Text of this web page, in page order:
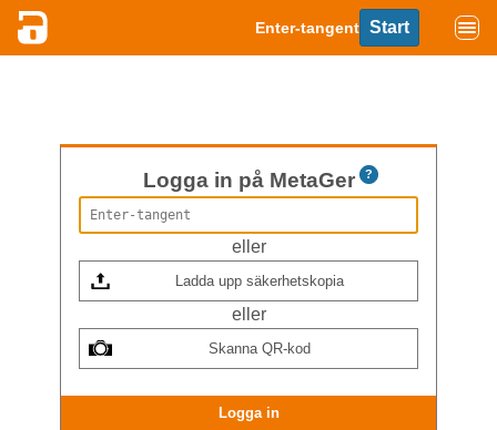
Enter-tangent Start
Logga in på MetaGer ?
eller
Ladda upp säkerhetskopia
eller
Skanna QR-kod
Logga in